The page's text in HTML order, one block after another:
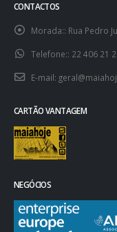
CONTACTOS
Morada:: Rua Pedro
Telefone:: 22 406 21
E-mail:
CARTÃO VANTAGEM
NEGÓCIOS